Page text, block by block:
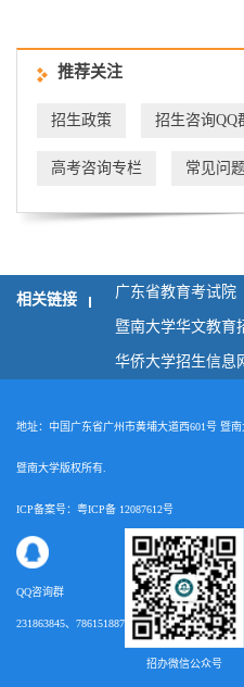
推荐关注
招生政策 招生咨询QQ
高考咨询专栏 常见问题
相关链接 广东省教育考试院
暨南大学华文教育
华侨大学招生信息
地址：中国广东省广州市黄埔大道西601号 暨南
暨南大学版权所有.
ICP备案号：粤ICP备 12087612号
QQ咨询群
231863845、786151887
招办微信公众号